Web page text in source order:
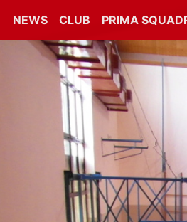
NEWS CLUB PRIMA